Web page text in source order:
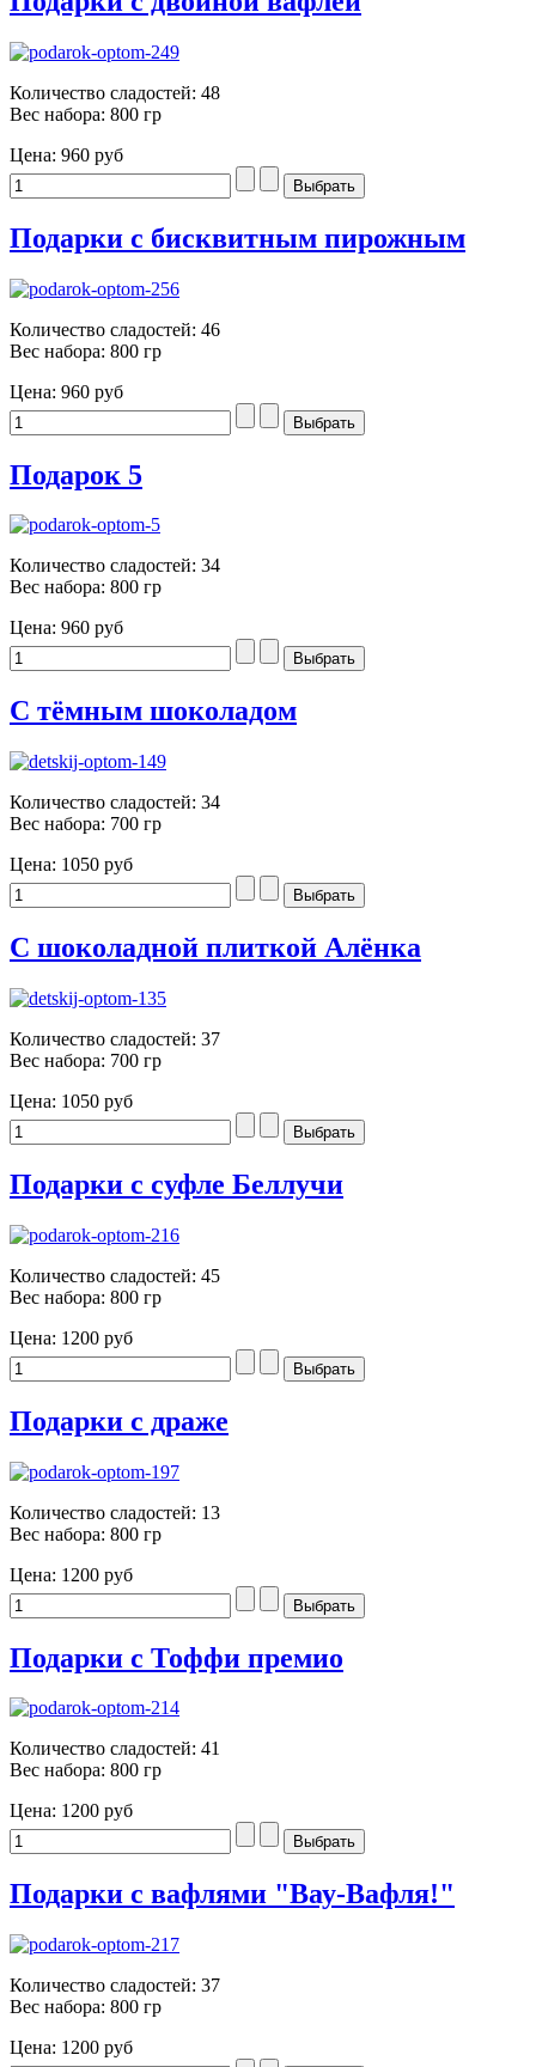
Количество сладостей: 48
Вес набора: 800 гр
Цена: 960 руб
Подарки с бисквитным пирожным
Количество сладостей: 46
Вес набора: 800 гр
Цена: 960 руб
Подарок 5
Количество сладостей: 34
Вес набора: 800 гр
Цена: 960 руб
С тёмным шоколадом
Количество сладостей: 34
Вес набора: 700 гр
Цена: 1050 руб
С шоколадной плиткой Алёнка
Количество сладостей: 37
Вес набора: 700 гр
Цена: 1050 руб
Подарки с суфле Беллучи
Количество сладостей: 45
Вес набора: 800 гр
Цена: 1200 руб
Подарки с драже
Количество сладостей: 13
Вес набора: 800 гр
Цена: 1200 руб
Подарки с Тоффи премио
Количество сладостей: 41
Вес набора: 800 гр
Цена: 1200 руб
Подарки с вафлями "Вау-Вафля!"
Количество сладостей: 37
Вес набора: 800 гр
Цена: 1200 руб